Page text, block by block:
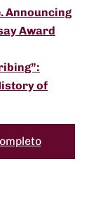
Announcing
Award
of